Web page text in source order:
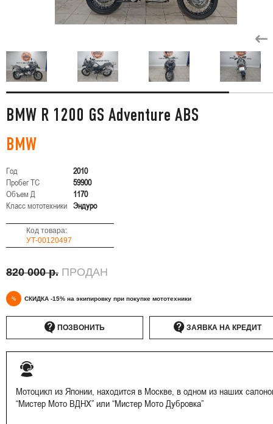
BMW R 1200 GS Adventure ABS
BMW
Год
2010
Пробег ТС
59900
Объем Д
1170
Класс мототехники Эндуро
Код товара:
УТ-00120497
820 000 р. ПРОДАН
% СКИДКА -15% на экипировку при покупке мототехники
ПОЗВОНИТЬ ЗАЯВКА НА КРЕДИТ
Мотоцикл из Японии, находится в Москве, в одном из наших
“Мистер Мото ВДНХ” или “Мистер Мото Дубровка”